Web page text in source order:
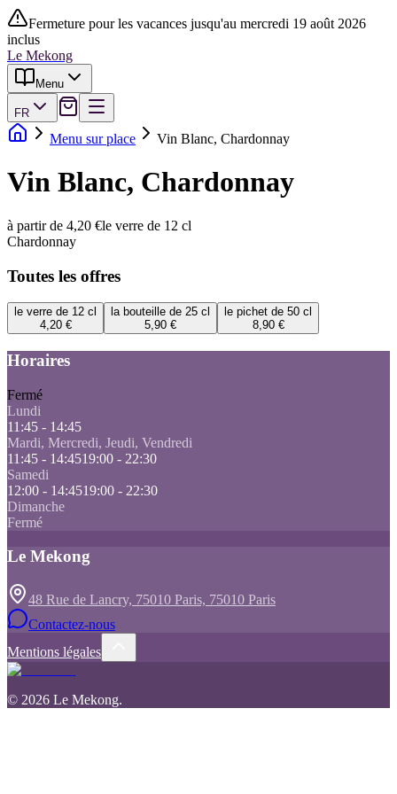
Fermeture pour les vacances jusqu'au mercredi 19 août 2026
inclus
Le Mekong
Menu
FR
Menu sur place Vin Blanc, Chardonnay
Vin Blanc, Chardonnay
à partir de 4,20 €le verre de 12 cl
Chardonnay
Toutes les offres
le verre de 12 cl
4,20 €
la bouteille de 25 cl
5,90 €
le pichet de 50 cl
8,90 €
Horaires
Fermé
Lundi
11:45 - 14:45
Mardi, Mercredi, Jeudi, Vendredi
11:45 - 14:4519:00 - 22:30
Samedi
12:00 - 14:4519:00 - 22:30
Dimanche
Fermé
Le Mekong
48 Rue de Lancry, 75010 Paris, 75010 Paris
Contactez-nous
Mentions légales
© 2026 Le Mekong.